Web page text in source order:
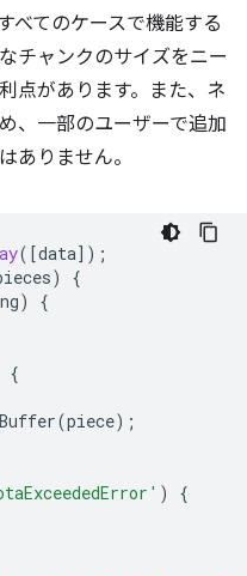
べてのケースで機能する
チャンクのサイズをニー
点があります。また、ネ
、一部のユーザーで追加
ありません。
([data]);
)
{
)
{
{
(piece);
)
{